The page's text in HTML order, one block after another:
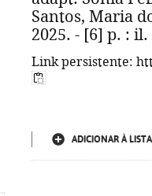
Santos, Maria
2025. - [6] p. : il.
Link persistente:
ADICIONAR À LISTA